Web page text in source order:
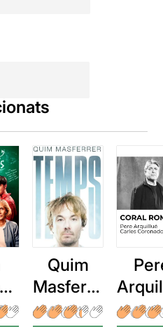
Quim
Masferre
r: Temps
: